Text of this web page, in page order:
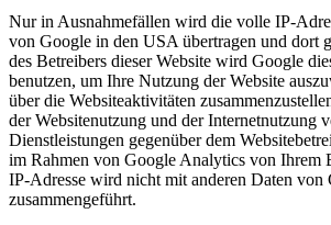
Nur in Ausnahmefällen wird die volle IP-
von Google in den USA übertragen und dort
des Betreibers dieser Website wird Google
benutzen, um Ihre Nutzung der Website
über die Websiteaktivitäten
der Websitenutzung und der Internetnutzung
Dienstleistungen gegenüber dem
im Rahmen von Google Analytics von Ihrem
IP-Adresse wird nicht mit anderen Daten von
zusammengeführt.